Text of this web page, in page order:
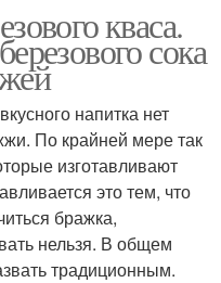
Квас в банке
Квас на дрожжах
Квас с ячменем
кваса.
сока
напитка нет
По крайней мере так
изготавливают
это тем, что
бражка,
нельзя. В общем
традиционным.